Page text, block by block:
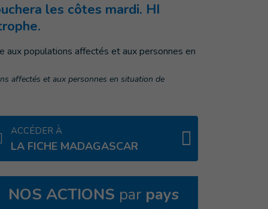
les côtes mardi. HI
affectés et aux personnes en situation de
ACCÉDER À
LA FICHE MADAGASCAR
NOS ACTIONS par pays